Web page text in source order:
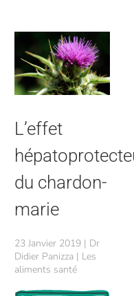
L’effet
du chardon-
marie
23 Janvier 2019 | Dr
Didier Panizza | Les
aliments santé